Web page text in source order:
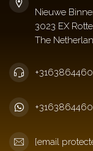
[email